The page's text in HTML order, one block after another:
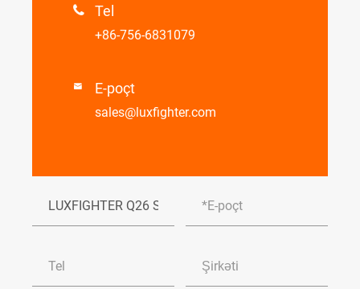
 Tel
+86-756-6831079
 E-poçt
sales@luxfighter.com